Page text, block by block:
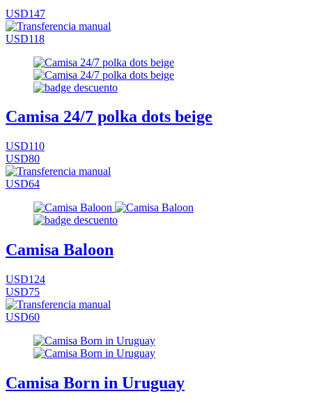
USD147
USD118
Camisa 24/7 polka dots beige
USD110
USD80
USD64
Camisa Baloon
USD124
USD75
USD60
Camisa Born in Uruguay